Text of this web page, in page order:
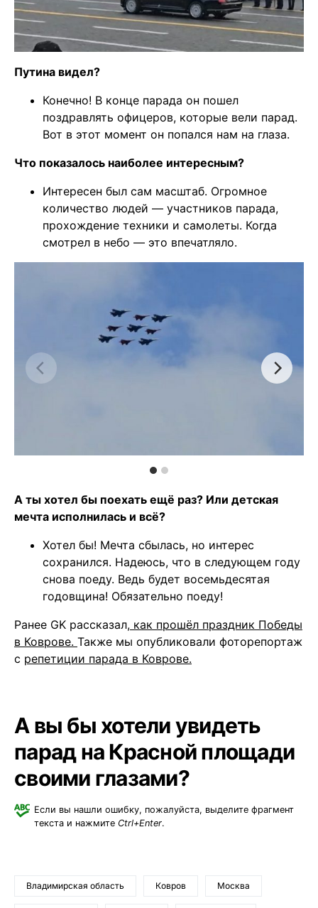
Путина видел?
Конечно! В конце парада он пошел
поздравлять офицеров, которые вели парад.
Вот в этот момент он попался нам на глаза.
Что показалось наиболее интересным?
Интересен был сам масштаб. Огромное
количество людей — участников парада,
прохождение техники и самолеты. Когда
смотрел в небо — это впечатляло.
А ты хотел бы поехать ещё раз? Или детская
мечта исполнилась и всё?
Хотел бы! Мечта сбылась, но интерес
сохранился. Надеюсь, что в следующем году
снова поеду. Ведь будет восемьдесятая
годовщина! Обязательно поеду!
Ранее GK рассказал, как прошёл праздник Победы
в Коврове. Также мы опубликовали фоторепортаж
с репетиции парада в Коврове.
А вы бы хотели увидеть
парад на Красной площади
своими глазами?
Если вы нашли ошибку, пожалуйста, выделите фрагмент
текста и нажмите Ctrl+Enter.
Владимирская область Ковров Москва